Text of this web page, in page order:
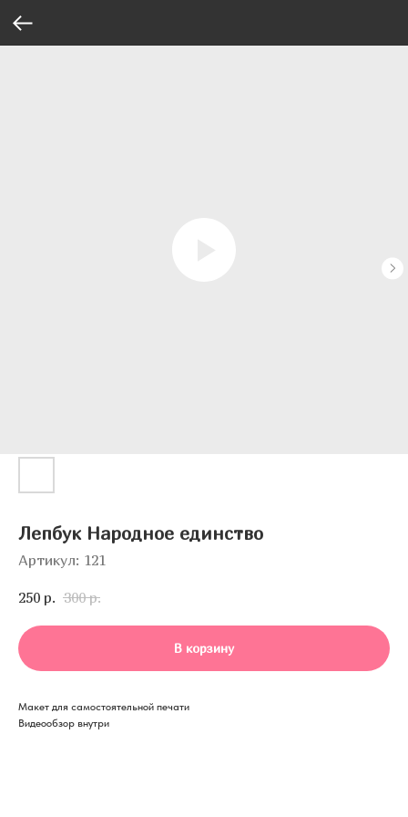
Лепбук Народное единство
Артикул: 121
250 р. 300 р.
В корзину
Макет для самостоятельной печати
Видеообзор внутри